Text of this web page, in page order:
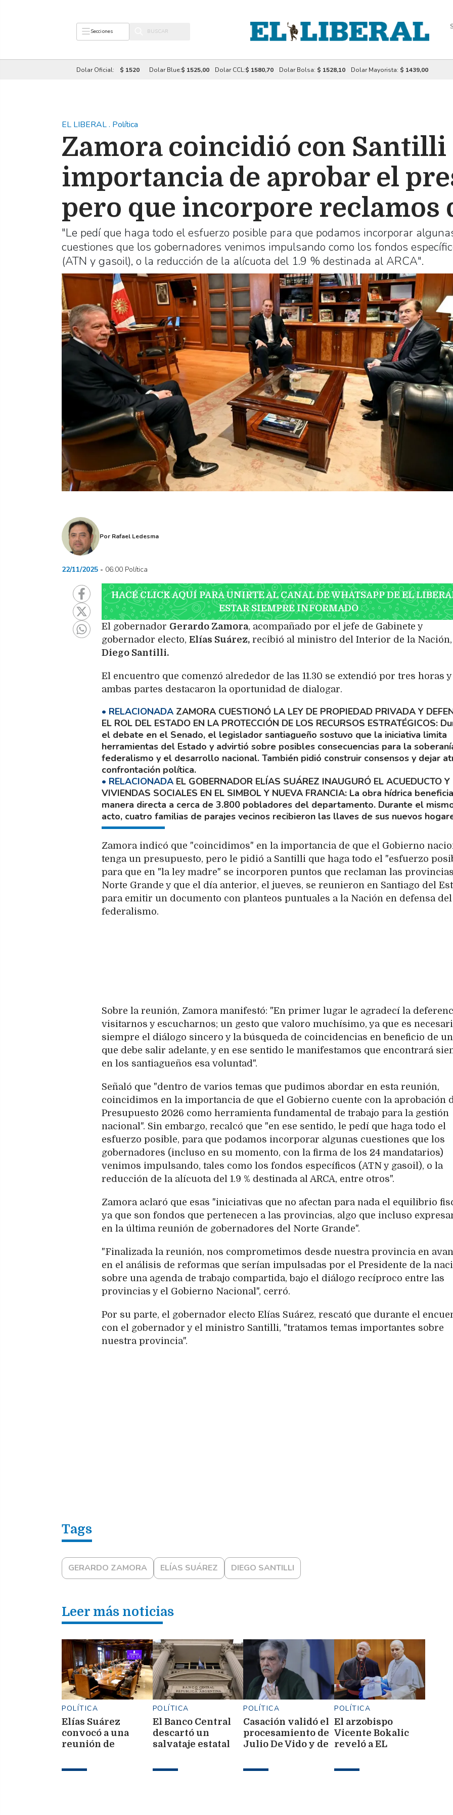
Secciones
Dolar Oficial: $ 1520 Dolar Blue:$ 1525,00 Dolar CCL:$ 1580,70 Dolar Bolsa: $ 1528,10 Dolar Mayorista: $ 1439,00
EL LIBERAL. Política
Zamora coincidió con Santilli
importancia de aprobar el
pero que incorpore reclamos
"Le pedí que haga todo el esfuerzo posible para que podamos incorporar
cuestiones que los gobernadores venimos impulsando como los fondos
(ATN y gasoil), o la reducción de la alícuota del 1.9 % destinada al ARCA".
Por Rafael Ledesma
22/11/2025 06:00 Política
HACÉ CLICK AQUÍ PARA UNIRTE AL CANAL DE WHATSAPP DE EL
ESTAR SIEMPRE INFORMADO
El gobernador Gerardo Zamora, acompañado por el jefe de Gabinete y
gobernador electo, Elías Suárez, recibió al ministro del Interior de la Nación,
Diego Santilli.
El encuentro que comenzó alrededor de las 11.30 se extendió por tres horas y
ambas partes destacaron la oportunidad de dialogar.
ZAMORA CUESTIONÓ LA LEY DE PROPIEDAD PRIVADA Y
EL ROL DEL ESTADO EN LA PROTECCIÓN DE LOS RECURSOS ESTRATÉGICOS
el debate en el Senado, el legislador santiagueño sostuvo que la iniciativa limita
herramientas del Estado y advirtió sobre posibles consecuencias para la
federalismo y el desarrollo nacional. También pidió construir consensos y dejar
confrontación política.
EL GOBERNADOR ELÍAS SUÁREZ INAUGURÓ EL ACUEDUCTO Y
VIVIENDAS SOCIALES EN EL SIMBOL Y NUEVA FRANCIA La obra hídrica
manera directa a cerca de 3.800 pobladores del departamento. Durante el
acto, cuatro familias de parajes vecinos recibieron las llaves de sus nuevos
Zamora indicó que "coincidimos" en la importancia de que el Gobierno
tenga un presupuesto, pero le pidió a Santilli que haga todo el "esfuerzo
para que en "la ley madre" se incorporen puntos que reclaman las
Norte Grande y que el día anterior, el jueves, se reunieron en Santiago del
para emitir un documento con planteos puntuales a la Nación en defensa del
federalismo.
Sobre la reunión, Zamora manifestó: "En primer lugar le agradecí la
visitarnos y escucharnos; un gesto que valoro muchísimo, ya que es
siempre el diálogo sincero y la búsqueda de coincidencias en beneficio de
que debe salir adelante, y en ese sentido le manifestamos que encontrará
en los santiagueños esa voluntad".
Señaló que "dentro de varios temas que pudimos abordar en esta reunión,
coincidimos en la importancia de que el Gobierno cuente con la aprobación
Presupuesto 2026 como herramienta fundamental de trabajo para la gestión
nacional". Sin embargo, recalcó que "en ese sentido, le pedí que haga todo el
esfuerzo posible, para que podamos incorporar algunas cuestiones que los
gobernadores (incluso en su momento, con la firma de los 24 mandatarios)
venimos impulsando, tales como los fondos específicos (ATN y gasoil), o la
reducción de la alícuota del 1.9 % destinada al ARCA, entre otros".
Zamora aclaró que esas "iniciativas que no afectan para nada el equilibrio
ya que son fondos que pertenecen a las provincias, algo que incluso
en la última reunión de gobernadores del Norte Grande".
"Finalizada la reunión, nos comprometimos desde nuestra provincia en
en el análisis de reformas que serían impulsadas por el Presidente de la
sobre una agenda de trabajo compartida, bajo el diálogo recíproco entre las
provincias y el Gobierno Nacional", cerró.
Por su parte, el gobernador electo Elías Suárez, rescató que durante el
con el gobernador y el ministro Santilli, "tratamos temas importantes sobre
nuestra provincia".
GERARDO ZAMORA ELÍAS SUÁREZ DIEGO SANTILLI
Leer más noticias
POLÍTICA
Elías Suárez
convocó a una
reunión de
en Casa de
POLÍTICA
El Banco Central
descartó un
salvataje estatal
POLÍTICA
Casación validó el
procesamiento de
Julio De Vido y de
POLÍTICA
El arzobispo
Vicente Bokalic
reveló a EL
León XIV no viene